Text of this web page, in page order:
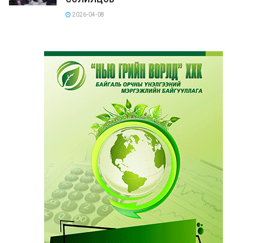
2026-04-08